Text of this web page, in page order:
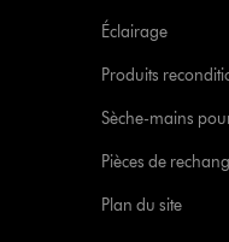
Éclairage
Produits
Sèche-mains
Pièces de
Plan du site